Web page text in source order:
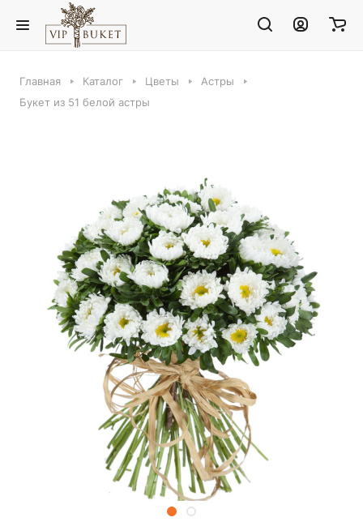
Главная Каталог Цветы
Астры
Букет из 51 белой астры